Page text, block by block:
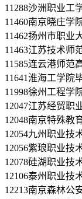
11288沙洲职业工
11460南京晓庄学
11462扬州市职业
11463江苏技术师
11585连云港师范
11641淮海工学院
11998徐州工程学
12047江苏经贸职
12048南京特殊教
12054九州职业技
12056紫琅职业技
12078硅湖职业技
12106泰州职业技
12213南京森林公